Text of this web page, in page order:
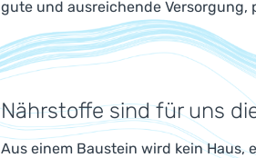
gute und ausreichende
Nährstoffe sind für uns
Aus einem Baustein wird kein Haus,